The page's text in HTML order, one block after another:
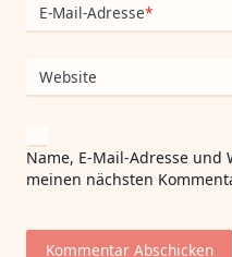
E-Mail-Adresse*
Website
Name, E-Mail-Adresse
meinen nächsten